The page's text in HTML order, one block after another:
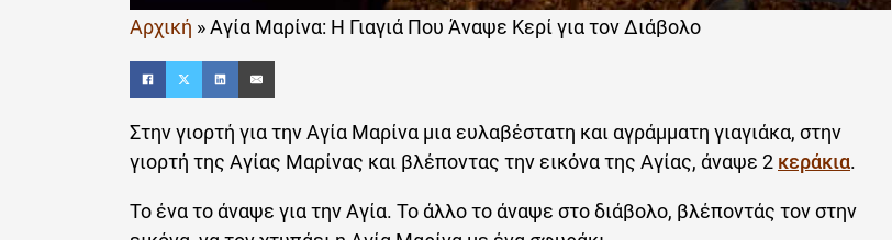
Αρχική »Αγία Μαρίνα: Η Γιαγιά Που Άναψε Κερί για τον Διάβολο
Στην γιορτή για την Αγία Μαρίνα μια ευλαβέστατη και αγράμματη γιαγιάκα, στην
γιορτή της Αγίας Μαρίνας και βλέποντας την εικόνα της Αγίας, άναψε 2 κεράκια.
Το ένα το άναψε για την Αγία. Το άλλο το άναψε στο διάβολο, βλέποντάς τον στην